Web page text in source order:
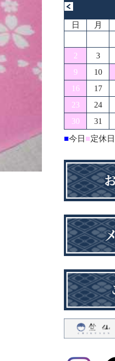
日 月
2
3
9
10
16
17
23
24
30
31
■今日 ■定休日